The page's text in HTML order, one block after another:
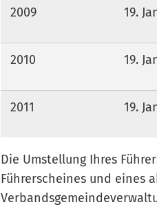
2009 19.
2010 19.
2011 19.
Die Umstellung Ihres
Führerscheines und eines